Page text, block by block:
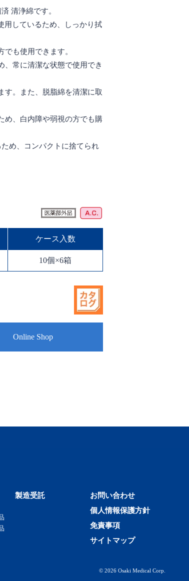
清浄綿です。
用しているため、しっかり拭
も使用できます。
、常に清潔な状態で使用でき
す。また、脱脂綿を清潔に取
め、白内障や弱視の方でも購
め、コンパクトに捨てられ
ケース入数
10個×6箱
Online Shop
製造受託
お問い合わせ
個人情報保護方針
免責事項
サイトマップ
© 2026 Osaki Medical Corp.